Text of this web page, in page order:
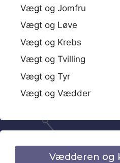
Vægt og Jomfru
Vægt og Løve
Vægt og Krebs
Vægt og Tvilling
Vægt og Tyr
Vægt og Vædder
Vædderen og